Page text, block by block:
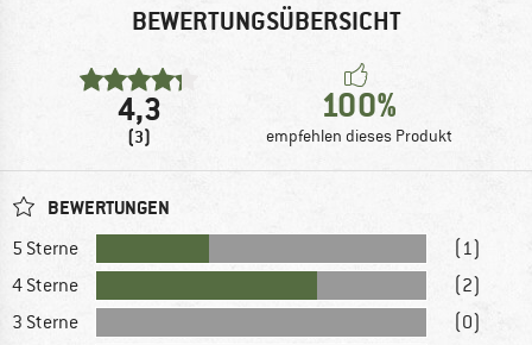
BEWERTUNGSÜBERSICHT
4,3
(3)
100%
empfehlen dieses Produkt
BEWERTUNGEN
5 Sterne
(1)
4 Sterne
(2)
3 Sterne
(0)